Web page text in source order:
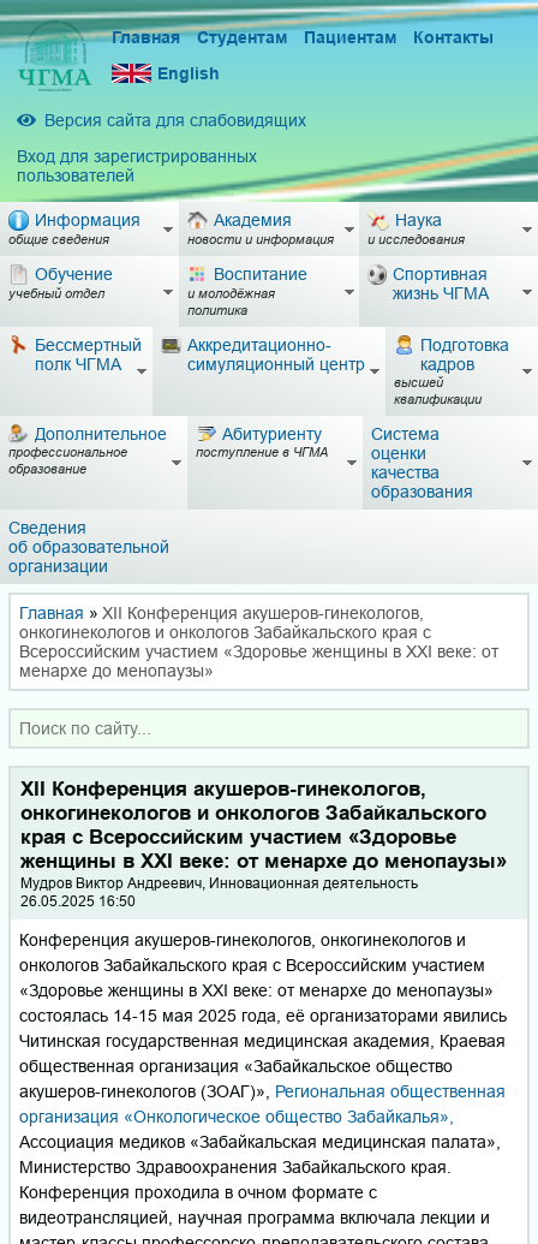
Главная Студентам Пациентам
Контакты
English
Версия сайта для слабовидящих
Вход для зарегистрированных
пользователей
Информация
общие сведения
Академия
новости и информация
Наука
и исследования
Обучение
учебный отдел
Воспитание
и молодёжная
политика
Спортивная
жизнь ЧГМА
Бессмертный
полк ЧГМА
Аккредитационно-
симуляционный центр
Подготовка
кадров
высшей
квалификации
Дополнительное
профессиональное
образование
Абитуриенту
поступление в ЧГМА
Система
оценки
качества
образования
Сведения
об образовательной
организации
Главная » XII Конференция акушеров-гинекологов,
онкогинекологов и онкологов Забайкальского края с
Всероссийским участием «Здоровье женщины в XXI веке: от
менархе до менопаузы»
XII Конференция акушеров-гинекологов,
онкогинекологов и онкологов Забайкальского
края с Всероссийским участием «Здоровье
женщины в XXI веке: от менархе до менопаузы»
Мудров Вик­тор Андр­еев­ич, Инновационная деятельность
26.05.2025 16:50
Конференция акушеров-гинекологов, онкогинекологов и
онкологов Забайкальского края с Всероссийским участием
«Здоровье женщины в XXI веке: от менархе до менопаузы»
состоялась 14-15 мая 2025 года, её организаторами явились
Читинская государственная медицинская академия, Краевая
общественная организация «Забайкальское общество
акушеров-гинекологов (ЗОАГ)», Региональная общественная
организация «Онкологическое общество Забайкалья»,
Ассоциация медиков «Забайкальская медицинская палата»,
Министерство Здравоохранения Забайкальского края.
Конференция проходила в очном формате с
видеотрансляцией, научная программа включала лекции и